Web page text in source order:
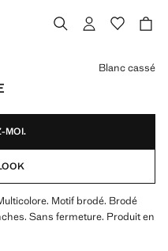
Blanc cassé
MOI.
Motif brodé. Brodé
Sans fermeture. Produit en